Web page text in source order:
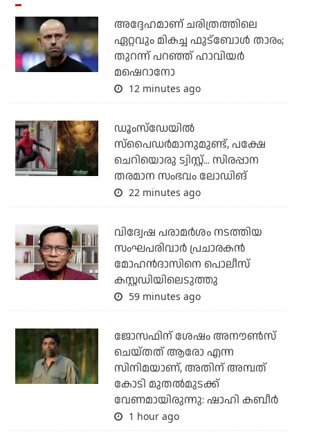
അദ്ദേഹമാണ് ചരിത്രത്തിലെ
ഏറ്റവും മികച്ച ഫുട്‌ബോള്‍ താരം;
തുറന്ന് പറഞ്ഞ് ഹാവിയര്‍
മഷെറാനോ
12 minutes ago
ഡൂംസ്‌ഡേയില്‍
സ്‌പൈഡര്‍മാനുമുണ്ട്, പക്ഷേ
ചെറിയൊരു ട്വിസ്റ്റ്... സിരപ്പാന
തരമാന സംഭവം ലോഡിങ്
22 minutes ago
വിദ്വേഷ പരാമര്‍ശം നടത്തിയ
സംഘപരിവാര്‍ പ്രചാരകന്‍
മോഹന്‍ദാസിനെ പൊലീസ്
കസ്റ്റഡിയിലെടുത്തു
59 minutes ago
ജോസഫിന് ശേഷം അനൗണ്‍സ്
ചെയ്തത് ആരോ എന്ന
സിനിമയാണ്, അതിന് അമ്പത്
കോടി മുതല്‍മുടക്ക്
വേണമായിരുന്നു: ഷാഹി കബീര്‍
1 hour ago